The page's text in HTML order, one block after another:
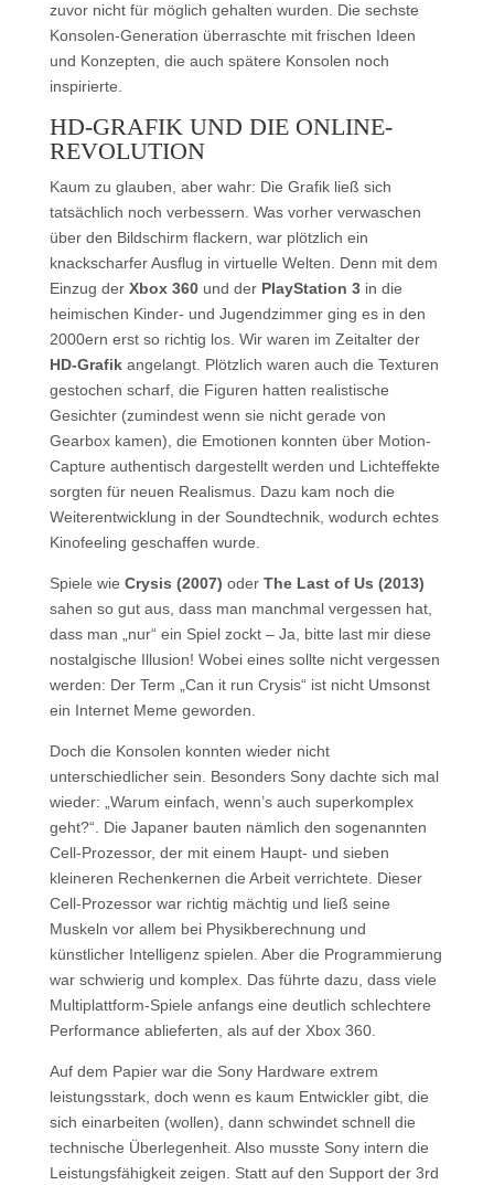
zuvor nicht für möglich gehalten wurden. Die sechste
Konsolen-Generation überraschte mit frischen Ideen
und Konzepten, die auch spätere Konsolen noch
inspirierte.
HD-GRAFIK UND DIE ONLINE-
REVOLUTION
Kaum zu glauben, aber wahr: Die Grafik ließ sich
tatsächlich noch verbessern. Was vorher verwaschen
über den Bildschirm flackern, war plötzlich ein
knackscharfer Ausflug in virtuelle Welten. Denn mit dem
Einzug der Xbox 360und der PlayStation 3in die
heimischen Kinder- und Jugendzimmer ging es in den
2000ern erst so richtig los. Wir waren im Zeitalter der
HD-Grafikangelangt. Plötzlich waren auch die Texturen
gestochen scharf, die Figuren hatten realistische
Gesichter (zumindest wenn sie nicht gerade von
Gearbox kamen), die Emotionen konnten über Motion-
Capture authentisch dargestellt werden und Lichteffekte
sorgten für neuen Realismus. Dazu kam noch die
Weiterentwicklung in der Soundtechnik, wodurch echtes
Kinofeeling geschaffen wurde.
Spiele wie Crysis (2007) oder The Last of Us (2013)
sahen so gut aus, dass man manchmal vergessen hat,
dass man „nur“ ein Spiel zockt – Ja, bitte last mir diese
nostalgische Illusion! Wobei eines sollte nicht vergessen
werden: Der Term „Can it run Crysis“ ist nicht Umsonst
ein Internet Meme geworden.
Doch die Konsolen konnten wieder nicht
unterschiedlicher sein. Besonders Sony dachte sich mal
wieder: „Warum einfach, wenn’s auch superkomplex
geht?“. Die Japaner bauten nämlich den sogenannten
Cell-Prozessor, der mit einem Haupt- und sieben
kleineren Rechenkernen die Arbeit verrichtete. Dieser
Cell-Prozessor war richtig mächtig und ließ seine
Muskeln vor allem bei Physikberechnung und
künstlicher Intelligenz spielen. Aber die Programmierung
war schwierig und komplex. Das führte dazu, dass viele
Multiplattform-Spiele anfangs eine deutlich schlechtere
Performance ablieferten, als auf der Xbox 360.
Auf dem Papier war die Sony Hardware extrem
leistungsstark, doch wenn es kaum Entwickler gibt, die
sich einarbeiten (wollen), dann schwindet schnell die
technische Überlegenheit. Also musste Sony intern die
Leistungsfähigkeit zeigen. Statt auf den Support der 3rd